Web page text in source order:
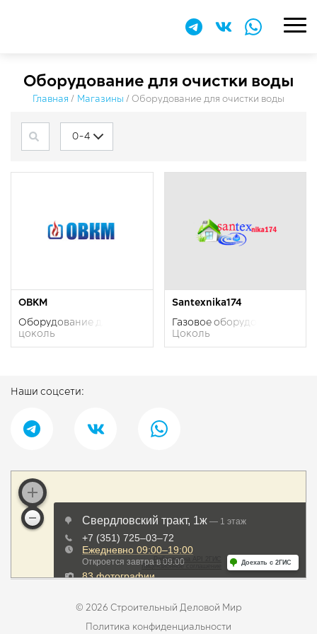
​Оборудование для очистки воды
Главная / Магазины /​Оборудование для очистки воды
0-4
ОВКМ
​Оборудование для очистки воды
цоколь
Santexnika174
​Газовое оборудование
Цоколь
Наши соцсети:
© 2026 Строительный Деловой Мир
Политика конфиденциальности